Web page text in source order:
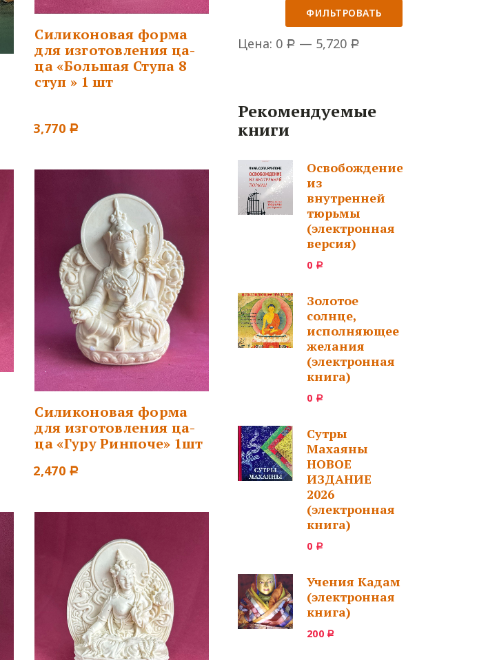
Силиконовая форма
для изготовления ца-
ца «Большая Ступа 8
ступ » 1 шт
3,770 Р
Силиконовая форма
для изготовления ца-
ца «Гуру Ринпоче» 1шт
2,470 Р
ФИЛЬТРОВАТЬ
Цена: 0 Р — 5,720 Р
Рекомендуемые
книги
Освобождение
из
внутренней
тюрьмы
(электронная
версия)
0 Р
Золотое
солнце,
исполняющее
желания
(электронная
книга)
0 Р
Сутры
Махаяны
НОВОЕ
ИЗДАНИЕ
2026
(электронная
книга)
0 Р
Учения Кадам
(электронная
книга)
200 Р